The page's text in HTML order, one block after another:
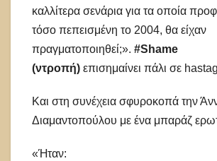
καλλίτερα σενάρια για τα οποία
τόσο πεπεισμένη το 2004, θα είχαν
πραγματοποιηθεί;». #Shame
(ντροπή) επισημαίνει πάλι σε hastag
Και στη συνέχεια σφυροκοπά την
Διαμαντοπούλου με ένα μπαράζ
«Ήταν: